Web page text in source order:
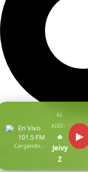
●En Vivo
101.5 FM
Cargando...
AL
AIRE:
🔥
Jeivy
Z
▶
© Copyright Centro
Derechos Reservados.